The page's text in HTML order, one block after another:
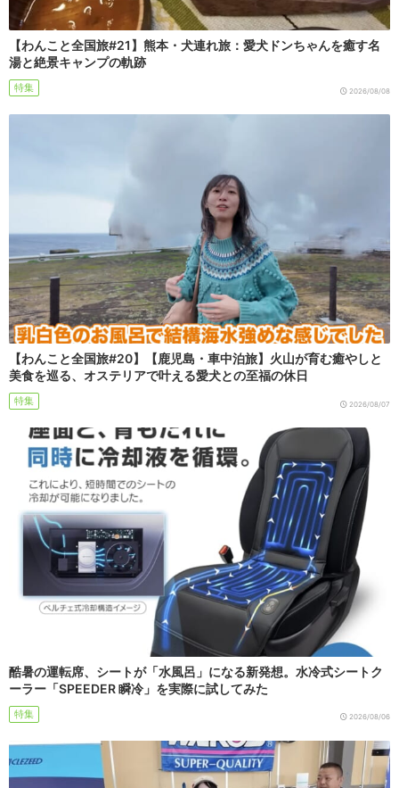
【わんこと全国旅#21】熊本・犬連れ旅：愛犬ドンちゃんを癒す名
湯と絶景キャンプの軌跡
特集 2026/08/08
【わんこと全国旅#20】【鹿児島・車中泊旅】火山が育む癒やしと
美食を巡る、オステリアで叶える愛犬との至福の休日
特集 2026/08/07
酷暑の運転席、シートが「水風呂」になる新発想。水冷式シートク
ーラー「SPEEDER 瞬冷」を実際に試してみた
特集 2026/08/06